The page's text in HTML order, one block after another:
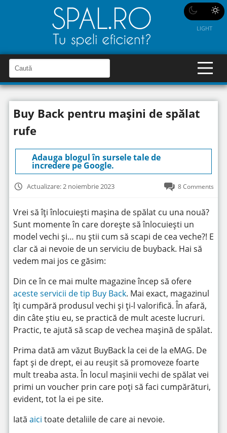
LIGHT
a
u
t
C
a
u
î
n
i
t
Buy Back pentru mașini de spălat
rufe
Adauga blogul în sursele tale de
incredere pe Google.
Actualizare: 2 noiembrie 2023 8 Comments
Vrei să îți înlocuiești mașina de spălat cu una nouă?
Sunt momente în care dorește să înlocuiești un
model vechi și… nu știi cum să scapi de cea veche?! E
clar că ai nevoie de un serviciu de buyback. Hai să
vedem mai jos ce găsim:
Din ce în ce mai multe magazine încep să ofere
aceste servicii de tip Buy Back. Mai exact, magazinul
îți cumpără produsul vechi și ți-l valorifică. În afară,
din câte știu eu, se practică de mult aceste lucruri.
Practic, te ajută să scap de vechea mașină de spălat.
Prima dată am văzut BuyBack la cei de la eMAG. De
fapt și de drept, ei au reușit să promoveze foarte
mult treaba asta. În locul mașinii vechi de spălat vei
primi un voucher prin care poți să faci cumpărături,
evident, tot la ei pe site.
Iată aici toate detaliile de care ai nevoie.